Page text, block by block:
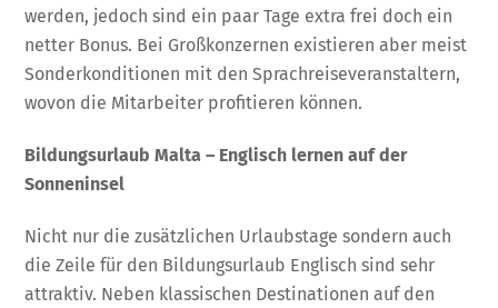
werden, jedoch sind ein paar Tage extra frei doch ein
netter Bonus. Bei Großkonzernen existieren aber meist
Sonderkonditionen mit den Sprachreiseveranstaltern,
wovon die Mitarbeiter profitieren können.
Bildungsurlaub Malta – Englisch lernen auf der
Sonneninsel
Nicht nur die zusätzlichen Urlaubstage sondern auch
die Zeile für den Bildungsurlaub Englisch sind sehr
attraktiv. Neben klassischen Destinationen auf den